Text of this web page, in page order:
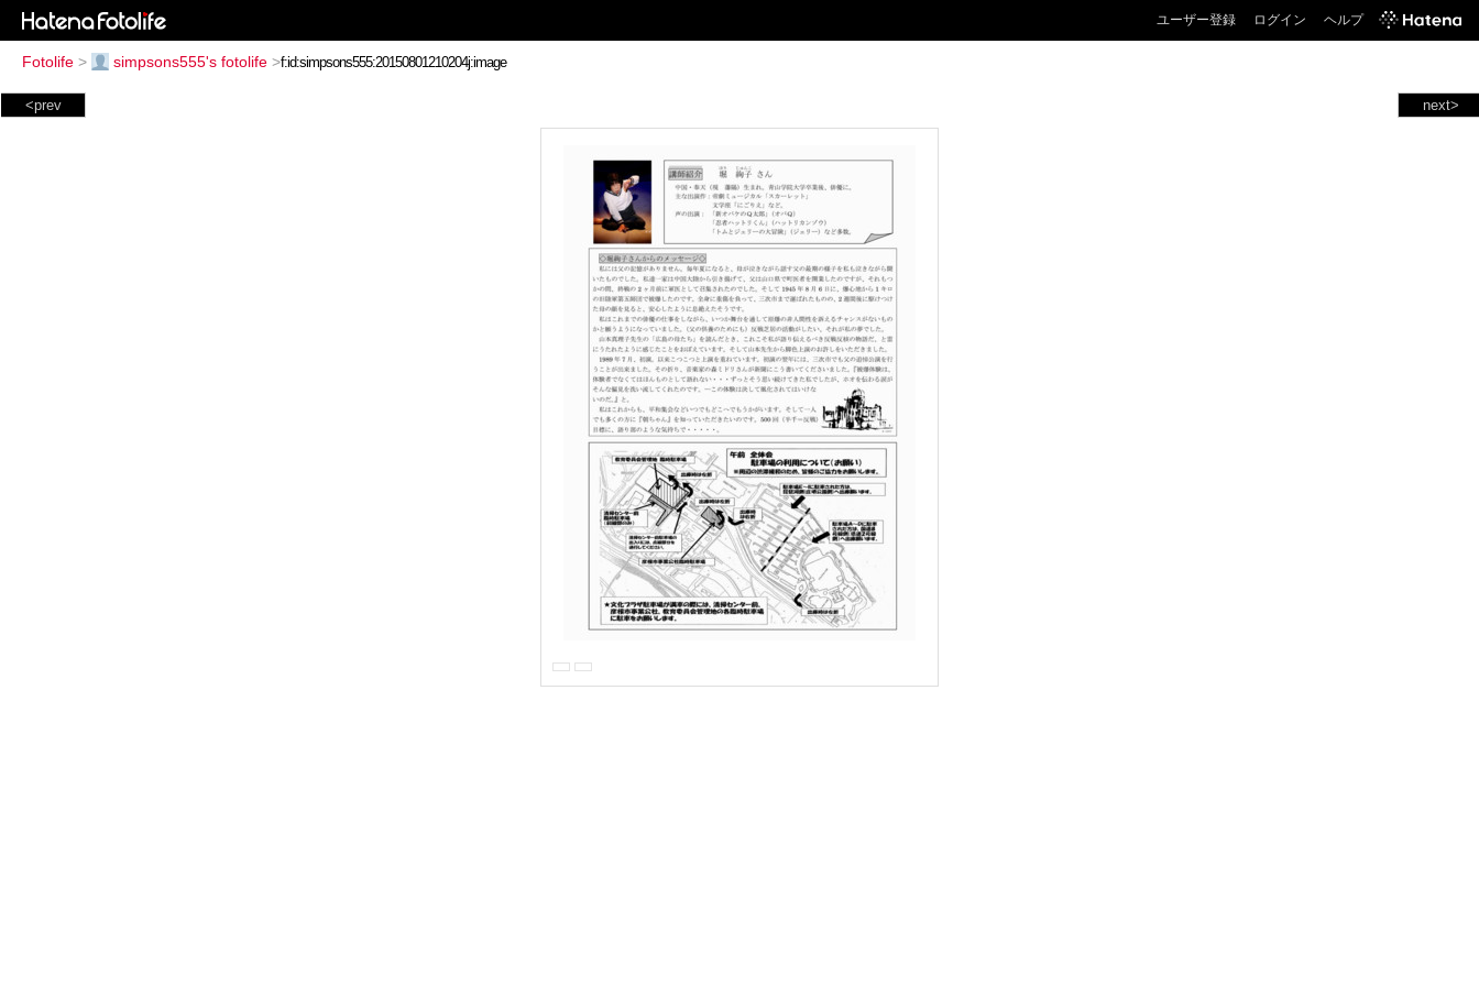
ユーザー登録 ログイン ヘルプ
Fotolife > simpsons555's fotolife >
next>
<prev